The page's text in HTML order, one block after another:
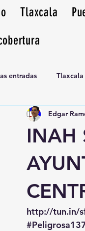
Tlaxcala
entradas
Noticias Musicales radio
INAH
Edgar
http://tun.in/